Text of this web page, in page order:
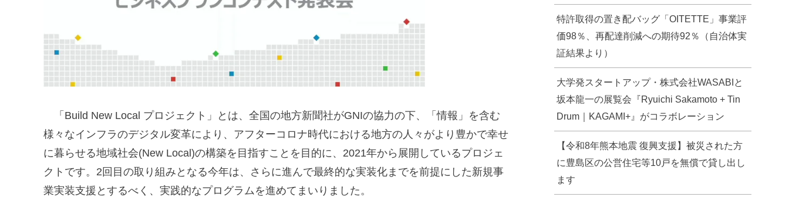
「Build New Local プロジェクト」とは、全国の地方新聞社がGNIの協力の下、「情報」を含む
様々なインフラのデジタル変革により、アフターコロナ時代における地方の人々がより豊かで幸せ
に暮らせる地域社会(New Local)の構築を目指すことを目的に、2021年から展開しているプロジェ
クトです。2回目の取り組みとなる今年は、さらに進んで最終的な実装化までを前提にした新規事
業実装支援とするべく、実践的なプログラムを進めてまいりました。
特許取得の置き配バッグ「OITETTE」事業評
価98％、再配達削減への期待92％（自治体実
証結果より）
大学発スタートアップ・株式会社WASABIと
坂本龍一の展覧会『Ryuichi Sakamoto + Tin
Drum｜KAGAMI+』がコラボレーション
【令和8年熊本地震 復興支援】被災された方
に豊島区の公営住宅等10戸を無償で貸し出し
ます